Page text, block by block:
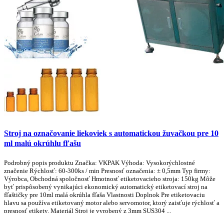
Stroj na označovanie liekoviek s automatickou žuvačkou pre 10
ml malú okrúhlu fľašu
Podrobný popis produktu Značka: VKPAK Výhoda: Vysokorýchlostné
značenie Rýchlosť: 60-300ks / min Presnosť označenia: ± 0,5mm Typ firmy:
Výrobca, Obchodná spoločnosť Hmotnosť etiketovacieho stroja: 150kg Môže
byť prispôsobený vynikajúci ekonomický automatický etiketovací stroj na
fľaštičky pre 10ml malá okrúhla fľaša Vlastnosti Doplnok Pre etiketovaciu
hlavu sa používa etiketovaný motor alebo servomotor, ktorý zaisťuje rýchlosť a
presnosť etikety. Materiál Stroj je vyrobený z 3mm SUS304 ...